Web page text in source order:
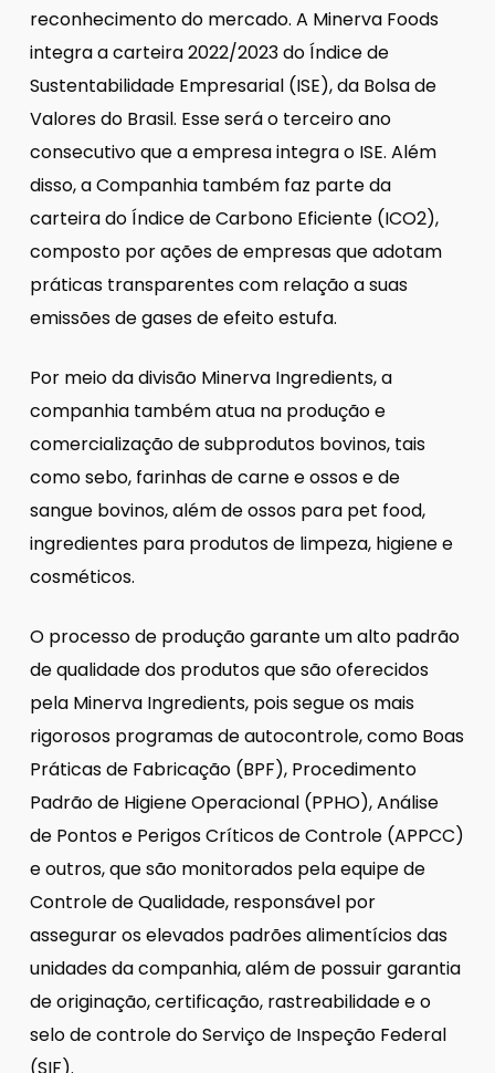
reconhecimento do mercado. A Minerva Foods
integra a carteira 2022/2023 do Índice de
Sustentabilidade Empresarial (ISE), da Bolsa de
Valores do Brasil. Esse será o terceiro ano
consecutivo que a empresa integra o ISE. Além
disso, a Companhia também faz parte da
carteira do Índice de Carbono Eficiente (ICO2),
composto por ações de empresas que adotam
práticas transparentes com relação a suas
emissões de gases de efeito estufa.
Por meio da divisão Minerva Ingredients, a
companhia também atua na produção e
comercialização de subprodutos bovinos, tais
como sebo, farinhas de carne e ossos e de
sangue bovinos, além de ossos para pet food,
ingredientes para produtos de limpeza, higiene e
cosméticos.
O processo de produção garante um alto padrão
de qualidade dos produtos que são oferecidos
pela Minerva Ingredients, pois segue os mais
rigorosos programas de autocontrole, como Boas
Práticas de Fabricação (BPF), Procedimento
Padrão de Higiene Operacional (PPHO), Análise
de Pontos e Perigos Críticos de Controle (APPCC)
e outros, que são monitorados pela equipe de
Controle de Qualidade, responsável por
assegurar os elevados padrões alimentícios das
unidades da companhia, além de possuir garantia
de originação, certificação, rastreabilidade e o
selo de controle do Serviço de Inspeção Federal